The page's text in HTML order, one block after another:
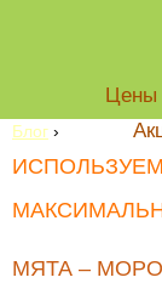
Цены
Блог ›
МЯТА –